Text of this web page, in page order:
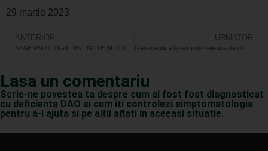
29 martie 2023
ANTERIOR URMATOR
Lasa un comentariu
Scrie-ne povestea ta despre cum ai fost fost diagnosticat
cu deficienta DAO si cum iti controlezi simptomatologia
pentru a-i ajuta si pe altii aflati in aceeasi situatie.